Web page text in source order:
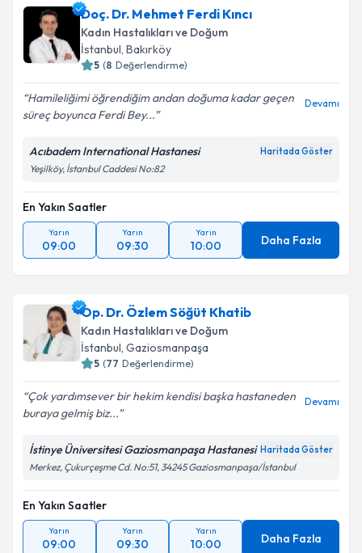
Doç. Dr. Mehmet Ferdi Kıncı
Kadın Hastalıkları ve Doğum
İstanbul, Bakırköy
5 (8 Değerlendirme)
Hamileliğimi öğrendiğim andan doğuma kadar geçen
süreç boyunca Ferdi Bey...
Devamı
Acıbadem International Hastanesi Haritada Göster
Yeşilköy, İstanbul Caddesi No:82
En Yakın Saatler
Yarın
09:00
Yarın
09:30
Yarın
10:00 Daha Fazla
Op. Dr. Özlem Söğüt Khatib
Kadın Hastalıkları ve Doğum
İstanbul, Gaziosmanpaşa
5 (77 Değerlendirme)
Çok yardımsever bir hekim kendisi başka hastaneden
buraya gelmiş biz...
Devamı
İstinye Üniversitesi Gaziosmanpaşa Hastanesi Haritada Göster
Merkez, Çukurçeşme Cd. No:51, 34245 Gaziosmanpaşa/İstanbul
En Yakın Saatler
Yarın
09:00
Yarın
09:30
Yarın
10:00 Daha Fazla